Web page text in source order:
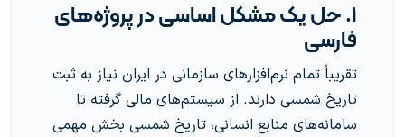
۱. حل یک مشکل اساسی در پروژه‌های
فارسی
تقریباً تمام نرم‌افزارهای سازمانی در ایران نیاز به ثبت
تاریخ شمسی دارند. از سیستم‌های مالی گرفته تا
سامانه‌های منابع انسانی، تاریخ شمسی بخش مهمی